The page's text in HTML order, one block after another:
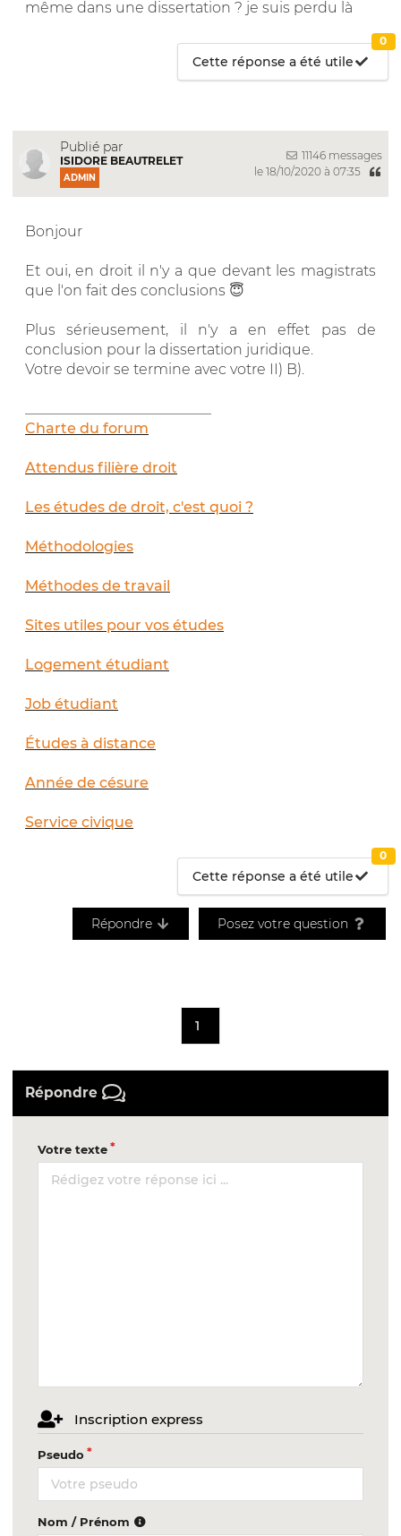
même dans une dissertation ? je suis perdu là
Cette réponse a été utile
0
Publié par
ISIDORE BEAUTRELET
ADMIN
11146 messages
le 18/10/2020 à 07:35
Bonjour
Et oui, en droit il n'y a que devant les magistrats
que l'on fait des conclusions 😇
Plus sérieusement, il n'y a en effet pas de
conclusion pour la dissertation juridique.
Votre devoir se termine avec votre II) B).
Charte du forum
Attendus filière droit
Les études de droit, c'est quoi ?
Méthodologies
Méthodes de travail
Sites utiles pour vos études
Logement étudiant
Job étudiant
Études à distance
Année de césure
Service civique
Cette réponse a été utile
0
Répondre Posez votre question
1
Répondre
Votre texte
Inscription express
Pseudo
Nom / Prénom